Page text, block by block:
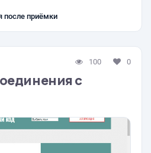
после приёмки
100 0
с